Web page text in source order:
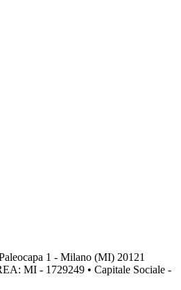
1 - Milano (MI) 20121
MI - 1729249 • Capitale Sociale -